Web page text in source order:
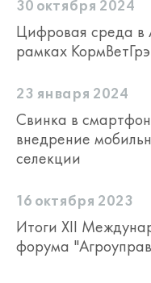
Шапоружу и
подбор пар с
всех
инбридинга);
индекса по
признакам;
расчет
на
30 октября 2024
Цифровая среда в
рамках
23 января 2024
Свинка в
внедрение
селекции
16 октября 2023
Итоги XII
форума